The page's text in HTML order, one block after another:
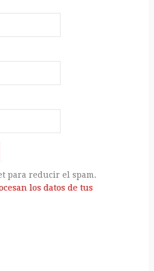
para reducir el spam.
los datos de tus